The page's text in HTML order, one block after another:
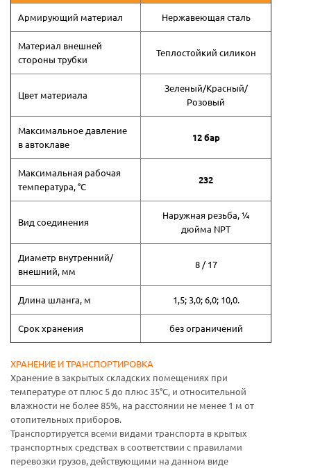
Армирующий материал Нержавеющая сталь
Материал внешней
стороны трубки
Теплостойкий силикон
Цвет материала
Зеленый/Красный/
Розовый
Максимальное давление
в автоклаве
12 бар
Максимальная рабочая
температура, °С
232
Вид соединения
Наружная резьба, ¼
дюйма NPT
Диаметр внутренний/
внешний, мм
8 / 17
Длина шланга, м 1,5; 3,0; 6,0; 10,0.
Срок хранения без ограничений
ХРАНЕНИЕ И ТРАНСПОРТИРОВКА
Хранение в закрытых складских помещениях при
температуре от плюс 5 до плюс 35°С, и относительной
влажности не более 85%, на расстоянии не менее 1 м от
отопительных приборов.
Транспортируется всеми видами транспорта в крытых
транспортных средствах в соответствии с правилами
перевозки грузов, действующими на данном виде